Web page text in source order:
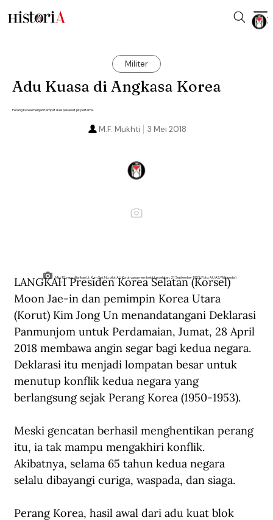
Militer
Adu Kuasa di Angkasa Korea
Perang Korea menjadi tempat duel pesawat jet pertama.
3 Mei 2018
M.F. Mukhti
Mig-15 yang dilarikan Lt. Kum Sok No, pilot AU Korut yang membelot ke selatan, 21 September 1953 (Foto: AU AS/Wikipedia)
LANGKAH Presiden Korea Selatan (Korsel)
Moon Jae-in dan pemimpin Korea Utara
(Korut) Kim Jong Un menandatangani Deklarasi
Panmunjom untuk Perdamaian, Jumat, 28 April
2018 membawa angin segar bagi kedua negara.
Deklarasi itu menjadi lompatan besar untuk
menutup konflik kedua negara yang
berlangsung sejak Perang Korea (1950-1953).
Meski gencatan berhasil menghentikan perang
itu, ia tak mampu mengakhiri konflik.
Akibatnya, selama 65 tahun kedua negara
selalu dibayangi curiga, waspada, dan siaga.
Perang Korea, hasil awal dari adu kuat blok